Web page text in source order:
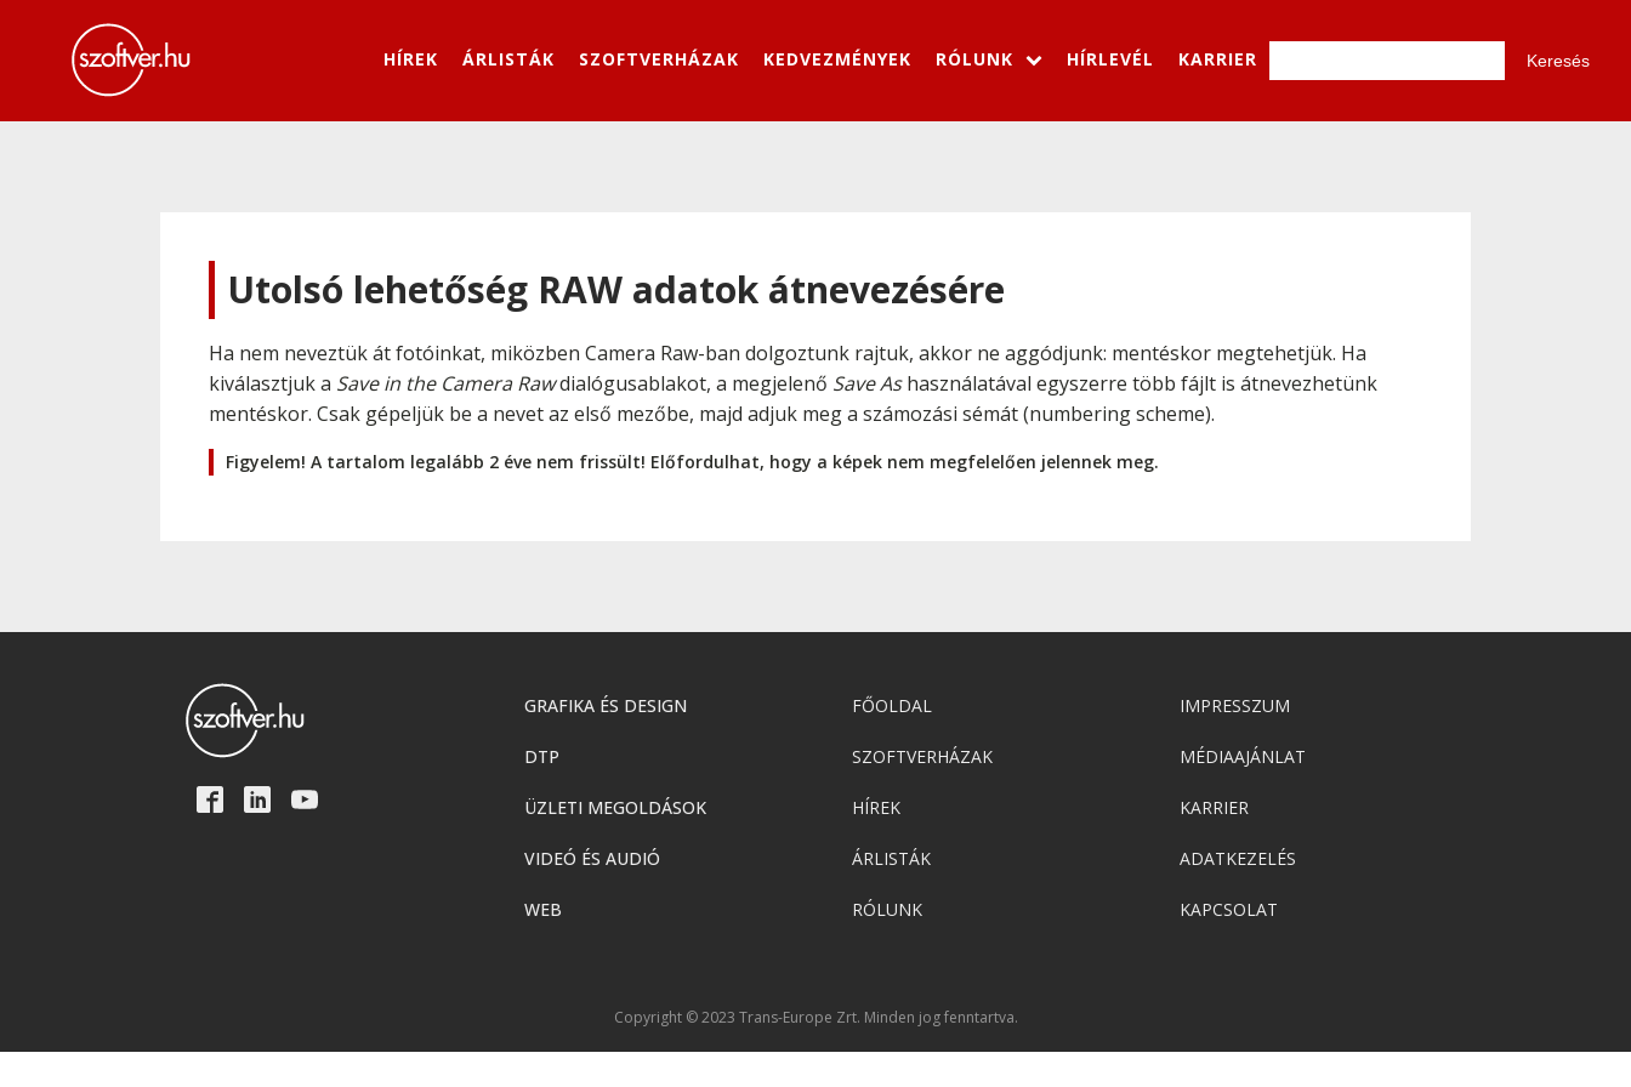
HÍREK ÁRLISTÁK SZOFTVERHÁZAK KEDVEZMÉNYEK RÓLUNK HÍRLEVÉL KARRIER
Utolsó lehetőség RAW adatok átnevezésére
Ha nem neveztük át fotóinkat, miközben Camera Raw-ban dolgoztunk rajtuk, akkor ne aggódjunk: mentéskor megtehetjük. Ha
kiválasztjuk a Save in the Camera Rawdialógusablakot, a megjelenő Save Ashasználatával egyszerre több fájlt is átnevezhetünk
mentéskor. Csak gépeljük be a nevet az első mezőbe, majd adjuk meg a számozási sémát (numbering scheme).
Figyelem! A tartalom legalább 2 éve nem frissült! Előfordulhat, hogy a képek nem megfelelően jelennek meg.
GRAFIKA ÉS DESIGN
DTP
ÜZLETI MEGOLDÁSOK
VIDEÓ ÉS AUDIÓ
WEB
FŐOLDAL
SZOFTVERHÁZAK
HÍREK
ÁRLISTÁK
RÓLUNK
IMPRESSZUM
MÉDIAAJÁNLAT
KARRIER
ADATKEZELÉS
KAPCSOLAT
Copyright © 2023 Trans-Europe Zrt. Minden jog fenntartva.